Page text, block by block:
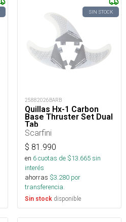
SIN STOCK
25882026BARB
Quillas Hx-1 Carbon
Base Thruster Set Dual
Tab
Scarfini
$ 81.990
en 6cuotas de $13.665sin
interés
ahorras $3.280 por
transferencia.
Sin stock disponible